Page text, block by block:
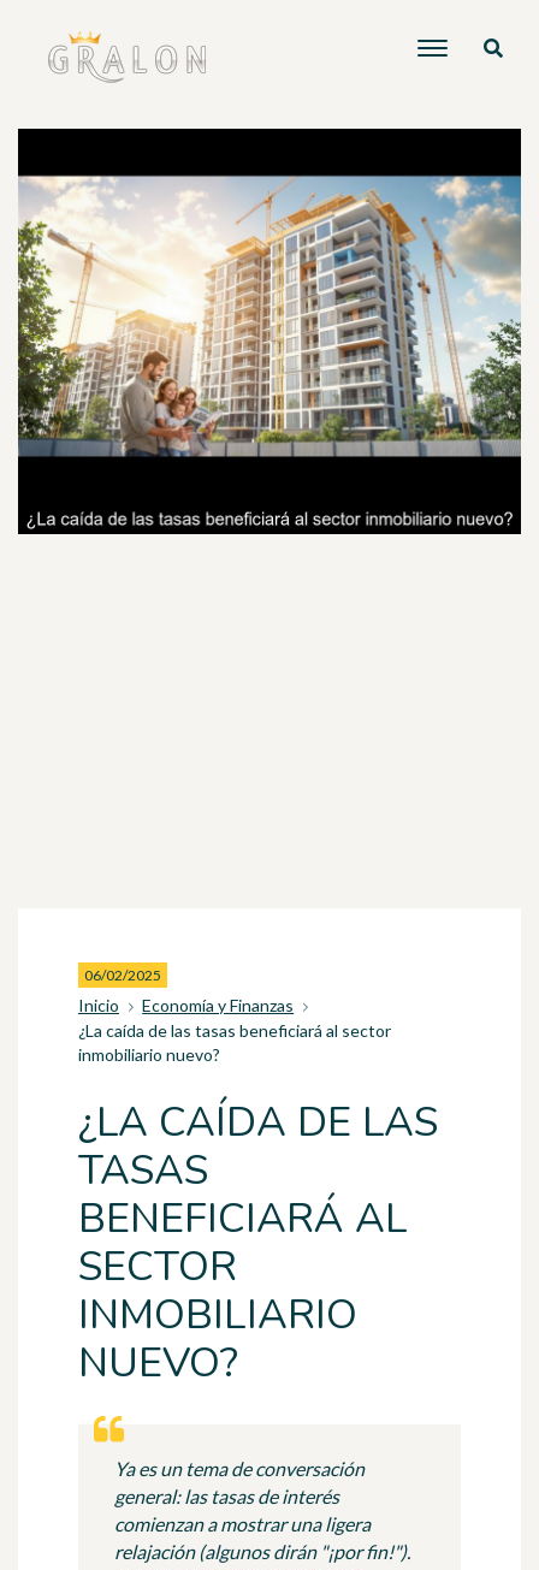
06/02/2025
Inicio
Economía y Finanzas
¿La caída de las tasas beneficiará al sector
inmobiliario nuevo?
¿LA CAÍDA DE LAS
TASAS
BENEFICIARÁ AL
SECTOR
INMOBILIARIO
NUEVO?
Ya es un tema de conversación
general: las tasas de interés
comienzan a mostrar una ligera
relajación (algunos dirán "¡por fin!").